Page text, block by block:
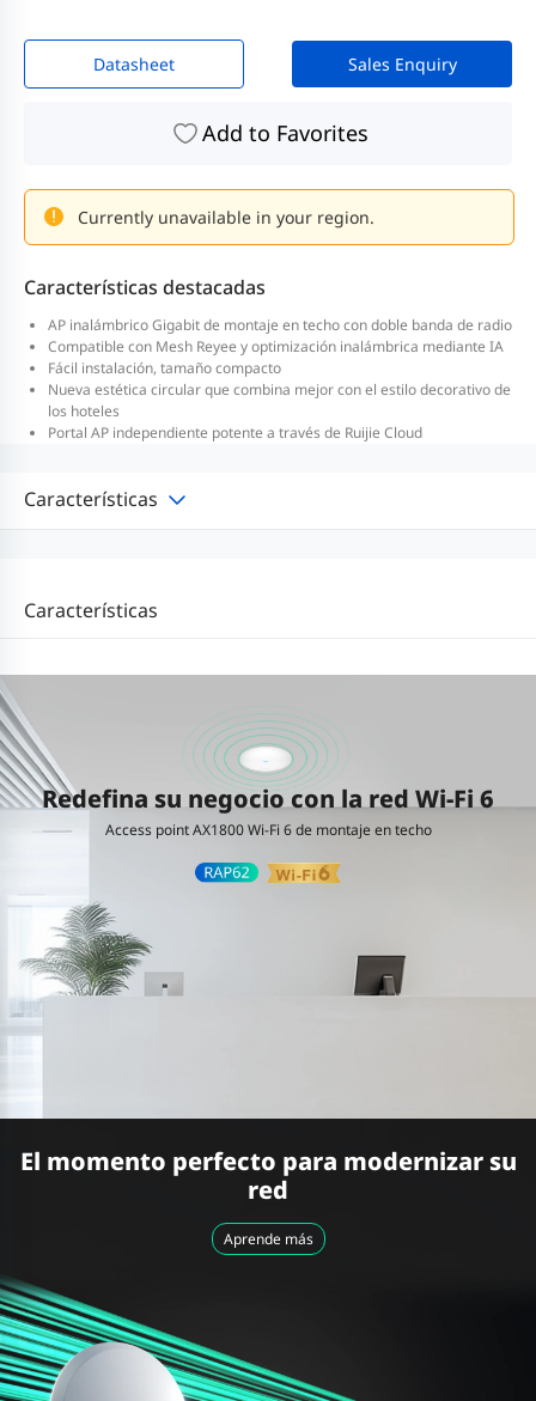
Datasheet Sales Enquiry
Add to Favorites
Currently unavailable in your region.
Características destacadas
AP inalámbrico Gigabit de montaje en techo con doble banda de radio
Compatible con Mesh Reyee y optimización inalámbrica mediante IA
Fácil instalación, tamaño compacto
Nueva estética circular que combina mejor con el estilo decorativo de
los hoteles
Portal AP independiente potente a través de Ruijie Cloud
Características
Características
Redefina su negocio con la red Wi-Fi 6
Access point AX1800 Wi-Fi 6 de montaje en techo
El momento perfecto para modernizar su
red
Aprende más